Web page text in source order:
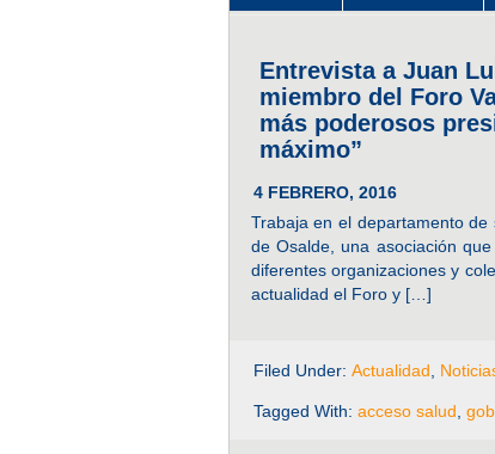
Entrevista a Juan
miembro del Foro
más poderosos
máximo”
4 FEBRERO, 2016
Trabaja en el departamento
de Osalde, una asociación
diferentes organizaciones y
actualidad el Foro y […]
Filed Under: Actualidad
Tagged With: acceso salud